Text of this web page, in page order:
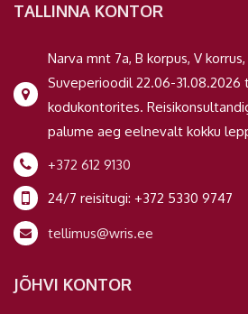
TALLINNA KONTOR
Narva mnt 7a, B korpus, V korrus,
Suveperioodil 22.06-31.08.2026
kodukontorites.
palume aeg eelnevalt kokku
+372 612 9130
24/7 reisitugi: +372 5330 9747
tellimus@wris.ee
JÕHVI KONTOR